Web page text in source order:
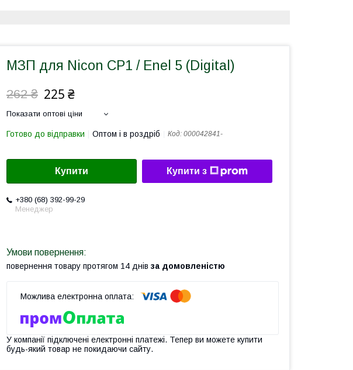
МЗП для Nicon CP1 / Enel 5 (Digital)
262 ₴ 225 ₴
Показати оптові ціни
Готово до відправки Оптом і в роздріб Код: 000042841-
Купити Купити з
+380 (68) 392-99-29
Менеджер
повернення товару протягом 14 днів за домовленістю
У компанії підключені електронні платежі. Тепер ви можете купити
будь-який товар не покидаючи сайту.